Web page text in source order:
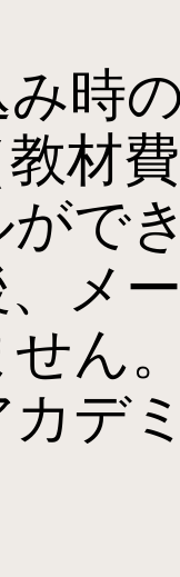
み時
教材
で
、メ
ん
デ